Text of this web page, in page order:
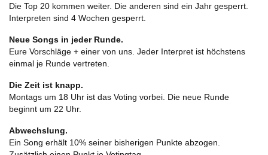
Die Top 20 kommen weiter. Die anderen sind ein Jahr gesperrt.
Interpreten sind 4 Wochen gesperrt.
Neue Songs in jeder Runde.
Eure Vorschläge + einer von uns. Jeder Interpret ist höchstens
einmal je Runde vertreten.
Die Zeit ist knapp.
Montags um 18 Uhr ist das Voting vorbei. Die neue Runde
beginnt um 22 Uhr.
Abwechslung.
Ein Song erhält 10% seiner bisherigen Punkte abzogen.